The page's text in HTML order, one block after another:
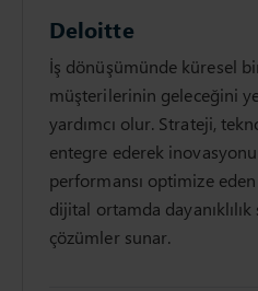
Deloitte
İş dönüşümünde küresel
müşterilerinin geleceğini
yardımcı olur. Strateji,
entegre ederek
performansı optimize
dijital ortamda
çözümler sunar.